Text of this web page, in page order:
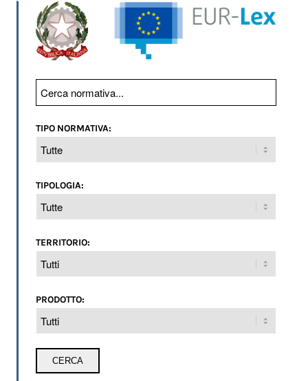
TIPO NORMATIVA:
TIPOLOGIA:
TERRITORIO:
PRODOTTO: